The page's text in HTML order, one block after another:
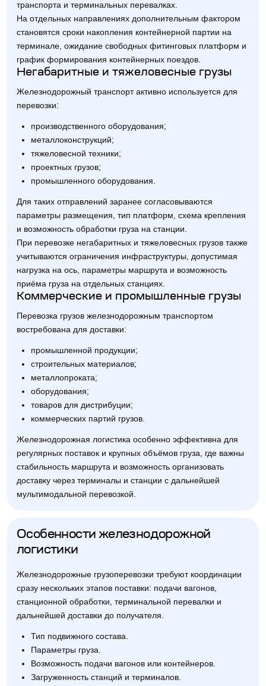
транспорта и терминальных перевалках.
На отдельных направлениях дополнительным фактором
становятся сроки накопления контейнерной партии на
терминале, ожидание свободных фитинговых платформ и
график формирования контейнерных поездов.
Негабаритные и тяжеловесные грузы
Железнодорожный транспорт активно используется для
перевозки:
производственного оборудования;
металлоконструкций;
тяжеловесной техники;
проектных грузов;
промышленного оборудования.
Для таких отправлений заранее согласовываются
параметры размещения, тип платформ, схема крепления
и возможность обработки груза на станции.
При перевозке негабаритных и тяжеловесных грузов также
учитываются ограничения инфраструктуры, допустимая
нагрузка на ось, параметры маршрута и возможность
приёма груза на отдельных станциях.
Коммерческие и промышленные грузы
Перевозка грузов железнодорожным транспортом
востребована для доставки:
промышленной продукции;
строительных материалов;
металлопроката;
оборудования;
товаров для дистрибуции;
коммерческих партий грузов.
Железнодорожная логистика особенно эффективна для
регулярных поставок и крупных объёмов груза, где важны
стабильность маршрута и возможность организовать
доставку через терминалы и станции с дальнейшей
мультимодальной перевозкой.
Особенности железнодорожной
логистики
Железнодорожные грузоперевозки требуют координации
сразу нескольких этапов поставки: подачи вагонов,
станционной обработки, терминальной перевалки и
дальнейшей доставки до получателя.
Тип подвижного состава.
Параметры груза.
Возможность подачи вагонов или контейнеров.
Загруженность станций и терминалов.